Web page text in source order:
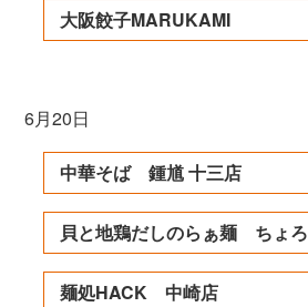
大阪餃子MARUKAMI
6月20日
中華そば 鍾馗 十三店
貝と地鶏だしのらぁ麺 ちょろ
麺処HACK 中崎店